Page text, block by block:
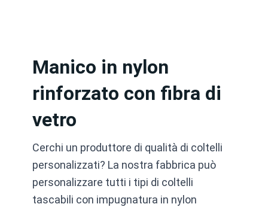
Manico in nylon
rinforzato con fibra di
vetro
Cerchi un produttore di qualità di coltelli
personalizzati? La nostra fabbrica può
personalizzare tutti i tipi di coltelli
tascabili con impugnatura in nylon